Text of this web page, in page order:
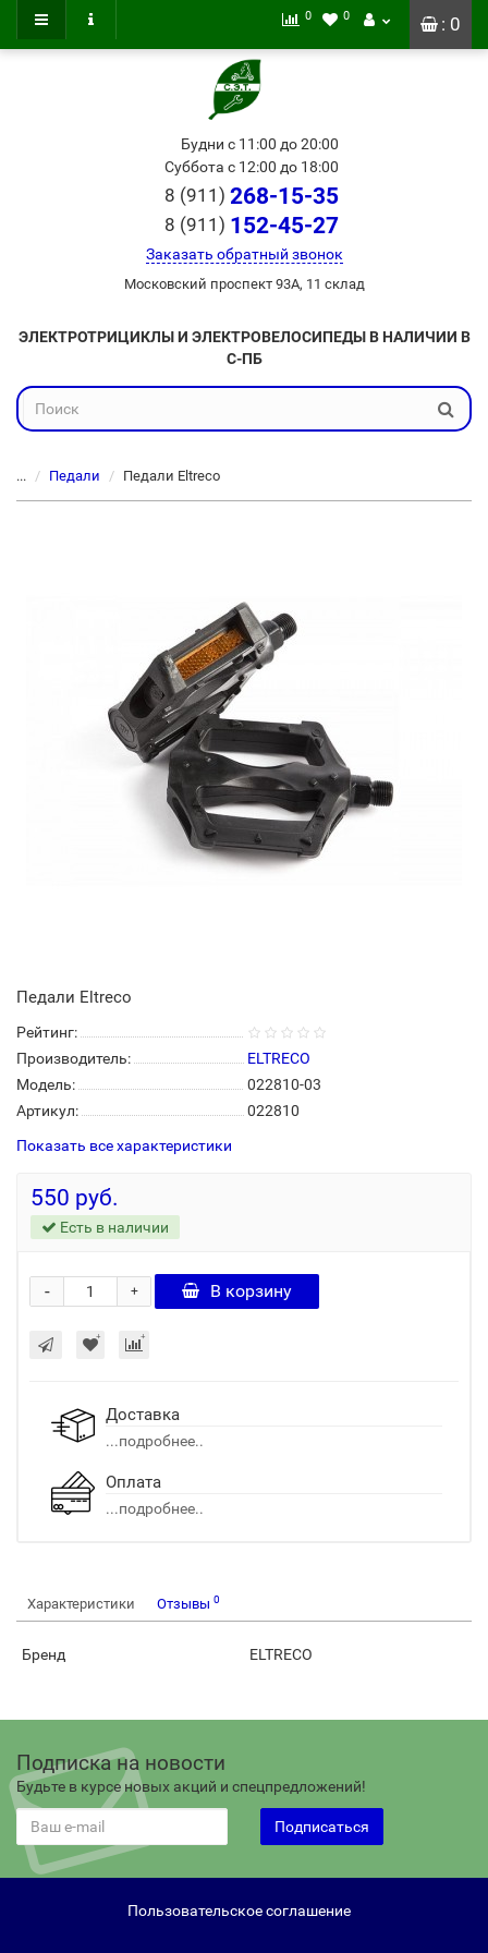
: 0
0 0
Будни с 11:00 до 20:00
Суббота с 12:00 до 18:00
8 (911) 268-15-35
8 (911) 152-45-27
Заказать обратный звонок
Московский проспект 93А, 11 склад
ЭЛЕКТРОТРИЦИКЛЫ И ЭЛЕКТРОВЕЛОСИПЕДЫ В НАЛИЧИИ В
С-ПБ
... Педали Педали Eltreco
Педали Eltreco
Рейтинг:
Производитель:
ELTRECO
Модель:
022810-03
Артикул:
022810
Показать все характеристики
550 руб.
Есть в наличии
+
- В корзину
Доставка
...подробнее..
Оплата
...подробнее..
Характеристики Отзывы 0
Бренд ELTRECO
Подписка на новости
Будьте в курсе новых акций и спецпредложений!
Подписаться
Пользовательское соглашение